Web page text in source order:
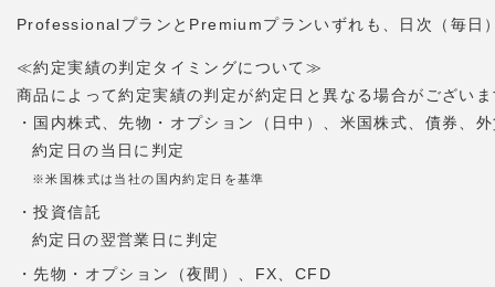
ProfessionalプランとPremiumプランいずれも、日次（毎日
≪約定実績の判定タイミングについて≫
商品によって約定実績の判定が約定日と異なる場合がござい
・国内株式、先物・オプション（日中）、米国株式、債券、
約定日の当日に判定
※米国株式は当社の国内約定日を基準
・投資信託
約定日の翌営業日に判定
・先物・オプション（夜間）、FX、CFD